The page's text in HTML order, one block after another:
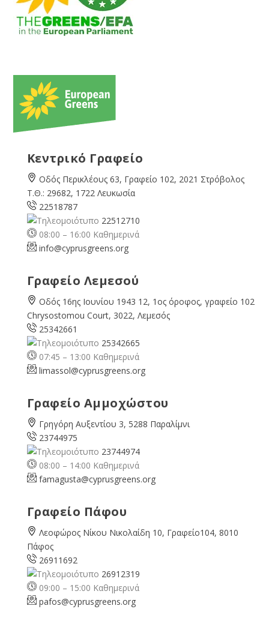
Κεντρικό Γραφείο
Οδός Περικλέους 63, Γραφείο 102, 2021 Στρόβολος
Τ.Θ.: 29682, 1722 Λευκωσία
22518787
22512710
08:00 – 16:00 Καθημερινά
info@cyprusgreens.org
Γραφείο Λεμεσού
Οδός 16ης Ιουνίου 1943 12, 1ος όροφος, γραφείο 102
Chrysostomou Court, 3022, Λεμεσός
25342661
25342665
07:45 – 13:00 Καθημερινά
limassol@cyprusgreens.org
Γραφείο Αμμοχώστου
Γρηγόρη Αυξεντίου 3, 5288 Παραλίμνι
23744975
23744974
08:00 – 14:00 Καθημερινά
famagusta@cyprusgreens.org
Γραφείο Πάφου
Λεοφώρος Νίκου Νικολαίδη 10, Γραφείο104, 8010
Πάφος
26911692
26912319
09:00 – 15:00 Καθημερινά
pafos@cyprusgreens.org